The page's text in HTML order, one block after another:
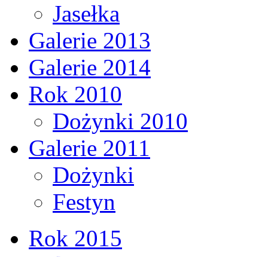
Jasełka
Galerie 2013
Galerie 2014
Rok 2010
Dożynki 2010
Galerie 2011
Dożynki
Festyn
Rok 2015